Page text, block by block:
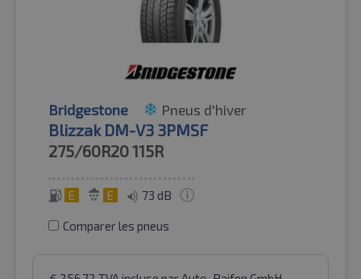
Bridgestone Pneus d'hiver
Blizzak DM-V3 3PMSF
275/60R20115R
E E 73 dB
Comparer les pneus